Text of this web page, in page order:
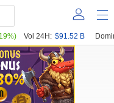
Vol 24H: $91.52 B